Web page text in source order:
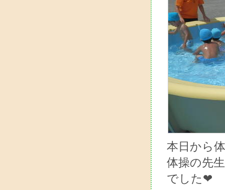
本日から
体操の先
でした❤